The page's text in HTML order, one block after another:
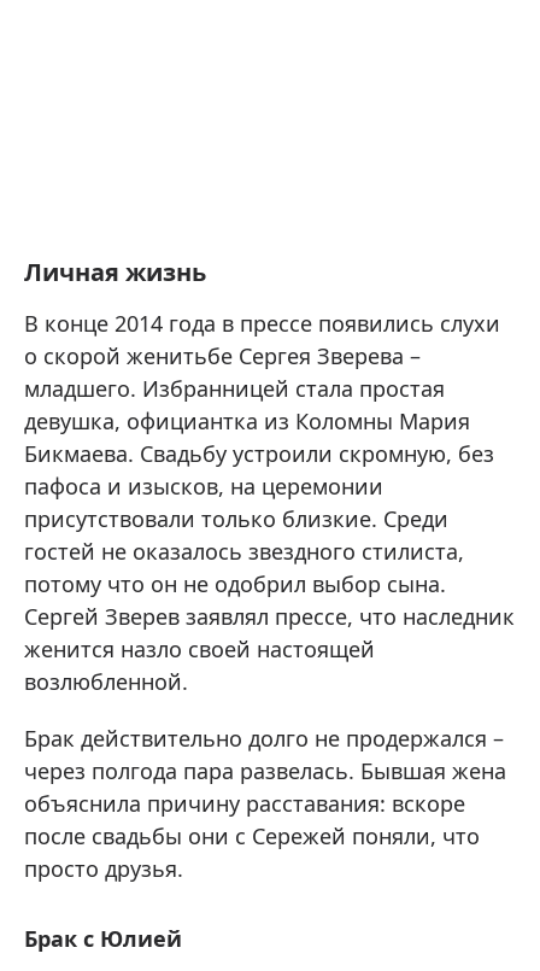
Личная жизнь
В конце 2014 года в прессе появились слухи
о скорой женитьбе Сергея Зверева –
младшего. Избранницей стала простая
девушка, официантка из Коломны Мария
Бикмаева. Свадьбу устроили скромную, без
пафоса и изысков, на церемонии
присутствовали только близкие. Среди
гостей не оказалось звездного стилиста,
потому что он не одобрил выбор сына.
Сергей Зверев заявлял прессе, что наследник
женится назло своей настоящей
возлюбленной.
Брак действительно долго не продержался –
через полгода пара развелась. Бывшая жена
объяснила причину расставания: вскоре
после свадьбы они с Сережей поняли, что
просто друзья.
Брак с Юлией